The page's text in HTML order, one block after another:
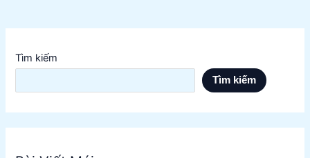
Tìm kiếm
Tìm kiếm
Cho
Hàng